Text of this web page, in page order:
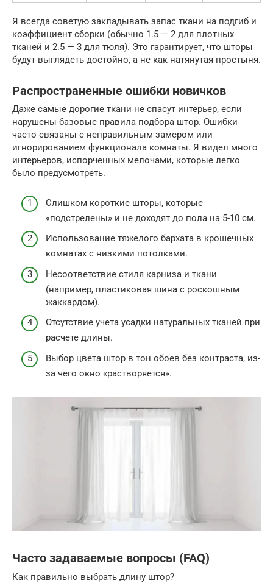
Я всегда советую закладывать запас ткани на подгиб и
коэффициент сборки (обычно 1.5 — 2 для плотных
тканей и 2.5 — 3 для тюля). Это гарантирует, что шторы
будут выглядеть достойно, а не как натянутая простыня.
Распространенные ошибки новичков
Даже самые дорогие ткани не спасут интерьер, если
нарушены базовые правила подбора штор. Ошибки
часто связаны с неправильным замером или
игнорированием функционала комнаты. Я видел много
интерьеров, испорченных мелочами, которые легко
было предусмотреть.
Слишком короткие шторы, которые
«подстрелены» и не доходят до пола на 5-10 см.
Использование тяжелого бархата в крошечных
комнатах с низкими потолками.
Несоответствие стиля карниза и ткани
(например, пластиковая шина с роскошным
жаккардом).
Отсутствие учета усадки натуральных тканей при
расчете длины.
Выбор цвета штор в тон обоев без контраста, из-
за чего окно «растворяется».
Часто задаваемые вопросы (FAQ)
Как правильно выбрать длину штор?